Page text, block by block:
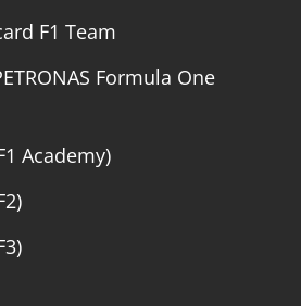
F1 Team
Formula One
Academy)